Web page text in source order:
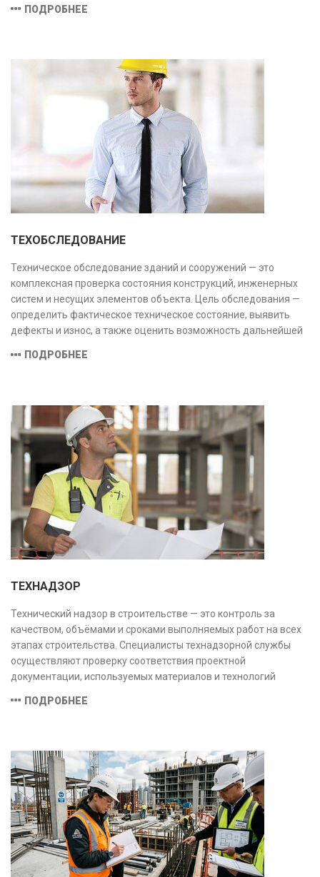
предотвратить ошибки на этапе строительства и
ПОДРОБНЕЕ
ТЕХОБСЛЕДОВАНИЕ
Техническое обследование зданий и сооружений — это
комплексная проверка состояния конструкций, инженерных
систем и несущих элементов объекта. Цель обследования —
определить фактическое техническое состояние, выявить
дефекты и износ, а также оценить возможность дальнейшей
ПОДРОБНЕЕ
ТЕХНАДЗОР
Технический надзор в строительстве — это контроль за
качеством, объёмами и сроками выполняемых работ на всех
этапах строительства. Специалисты технадзорной службы
осуществляют проверку соответствия проектной
документации, используемых материалов и технологий
безопасность и надёжность объекта.
ПОДРОБНЕЕ